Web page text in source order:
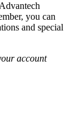
you can
and special
account